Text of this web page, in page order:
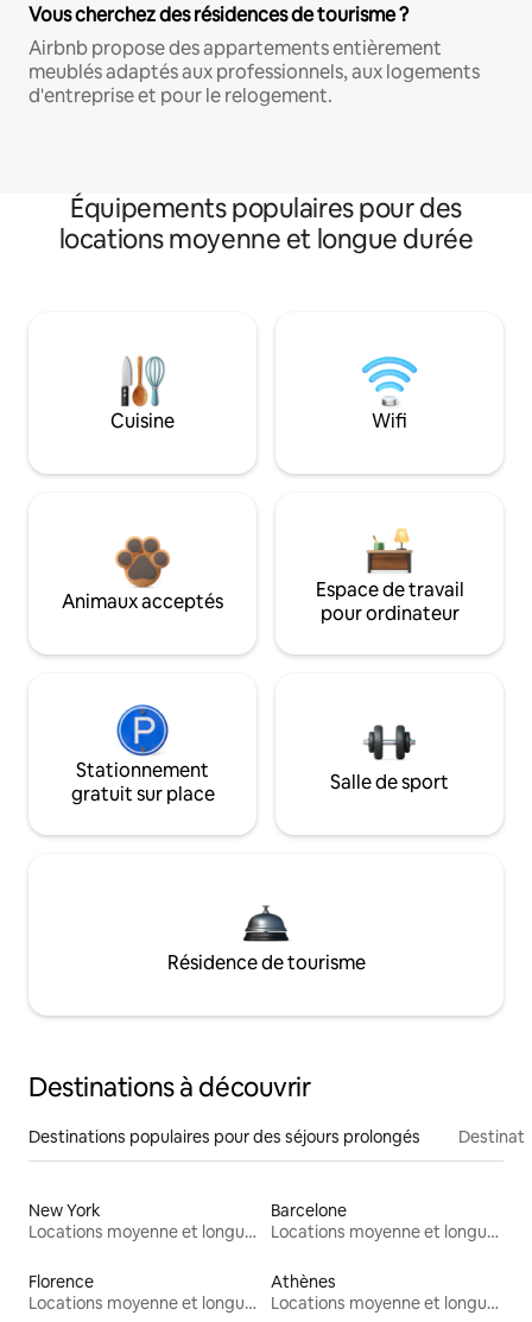
Vous cherchez des résidences de tourisme ?
Airbnb propose des appartements entièrement
meublés adaptés aux professionnels, aux logements
d'entreprise et pour le relogement.
Équipements populaires pour des
locations moyenne et longue durée
Cuisine Wifi
Animaux acceptés
Espace de travail
pour ordinateur
Stationnement
gratuit sur place
Salle de sport
Résidence de tourisme
Destinations à découvrir
Destinations populaires pour des séjours prolongés
New York
Locations moyenne et longue durée
Barcelone
Locations moyenne et longue durée
Florence
Locations moyenne et longue durée
Athènes
Locations moyenne et longue durée